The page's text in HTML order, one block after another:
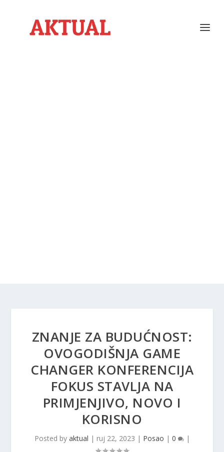
ZNANJE ZA BUDUĆNOST:
OVOGODIŠNJA GAME
CHANGER KONFERENCIJA
FOKUS STAVLJA NA
PRIMJENJIVO, NOVO I
KORISNO
Posted by aktual | ruj 22, 2023 | Posao | 0 |